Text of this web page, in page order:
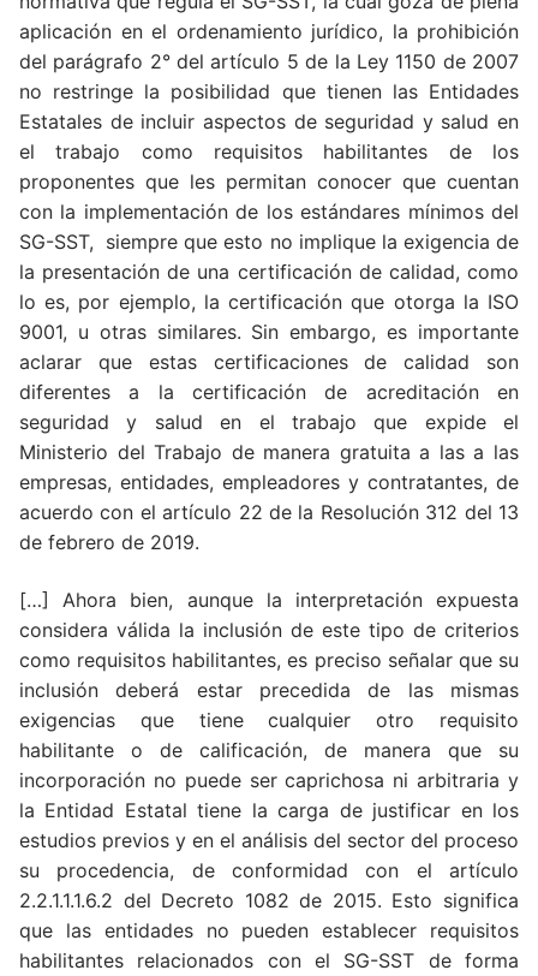
aplicación en el ordenamiento jurídico, la prohibición
del parágrafo 2° del artículo 5 de la Ley 1150 de 2007
no restringe la posibilidad que tienen las Entidades
Estatales de incluir aspectos de seguridad y salud en
el trabajo como requisitos habilitantes de los
proponentes que les permitan conocer que cuentan
con la implementación de los estándares mínimos del
SG-SST, siempre que esto no implique la exigencia de
la presentación de una certificación de calidad, como
lo es, por ejemplo, la certificación que otorga la ISO
9001, u otras similares. Sin embargo, es importante
aclarar que estas certificaciones de calidad son
diferentes a la certificación de acreditación en
seguridad y salud en el trabajo que expide el
Ministerio del Trabajo de manera gratuita a las a las
empresas, entidades, empleadores y contratantes, de
acuerdo con el artículo 22 de la Resolución 312 del 13
de febrero de 2019.
[…] Ahora bien, aunque la interpretación expuesta
considera válida la inclusión de este tipo de criterios
como requisitos habilitantes, es preciso señalar que su
inclusión deberá estar precedida de las mismas
exigencias que tiene cualquier otro requisito
habilitante o de calificación, de manera que su
incorporación no puede ser caprichosa ni arbitraria y
la Entidad Estatal tiene la carga de justificar en los
estudios previos y en el análisis del sector del proceso
su procedencia, de conformidad con el artículo
2.2.1.1.1.6.2 del Decreto 1082 de 2015. Esto significa
que las entidades no pueden establecer requisitos
habilitantes relacionados con el SG-SST de forma